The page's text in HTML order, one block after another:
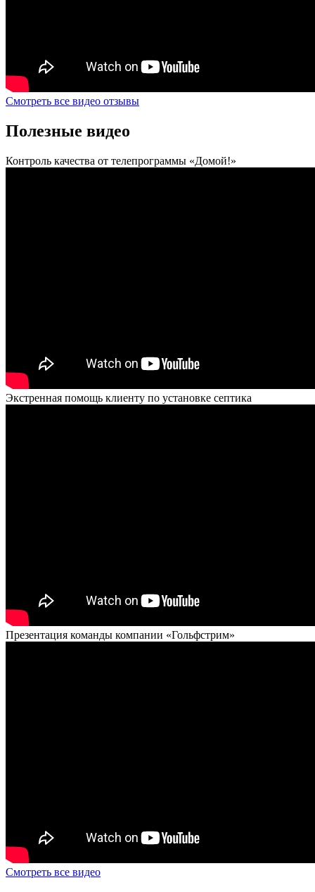
Смотреть все видео отзывы
Полезные видео
Контроль качества от телепрограммы «Домой!»
Экстренная помощь клиенту по установке септика
Презентация команды компании «Гольфстрим»
Смотреть все видео